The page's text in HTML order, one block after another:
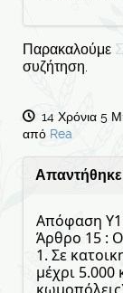
Παρακαλούμε
συζήτηση.
14 Χρόνια 5
από Rea
Απόφαση
Άρθρο 15 :
1. Σε
μέχρι 5.000